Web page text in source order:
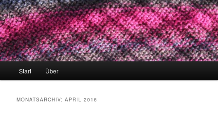
Start Über
MONATSARCHIV:APRIL 2016